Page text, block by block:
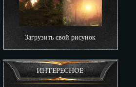
Загрузить свой рисунок
ИНТЕРЕСНОЕ